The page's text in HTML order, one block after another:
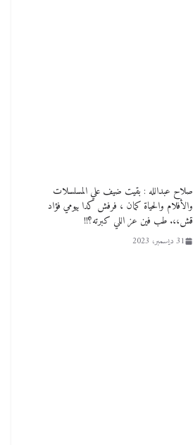
صلاح عبدالله : بقيت ضيف علي المسلسلات
والأفلام والحياة كمان ، فرفش كدا بيومي فؤاد
قش،،. طب فين عز اللي كبرته؟!!
31 ديسمبر، 2023